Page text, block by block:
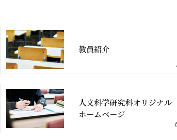
教員紹介
人文科学研究科オリジナル
ホームページ